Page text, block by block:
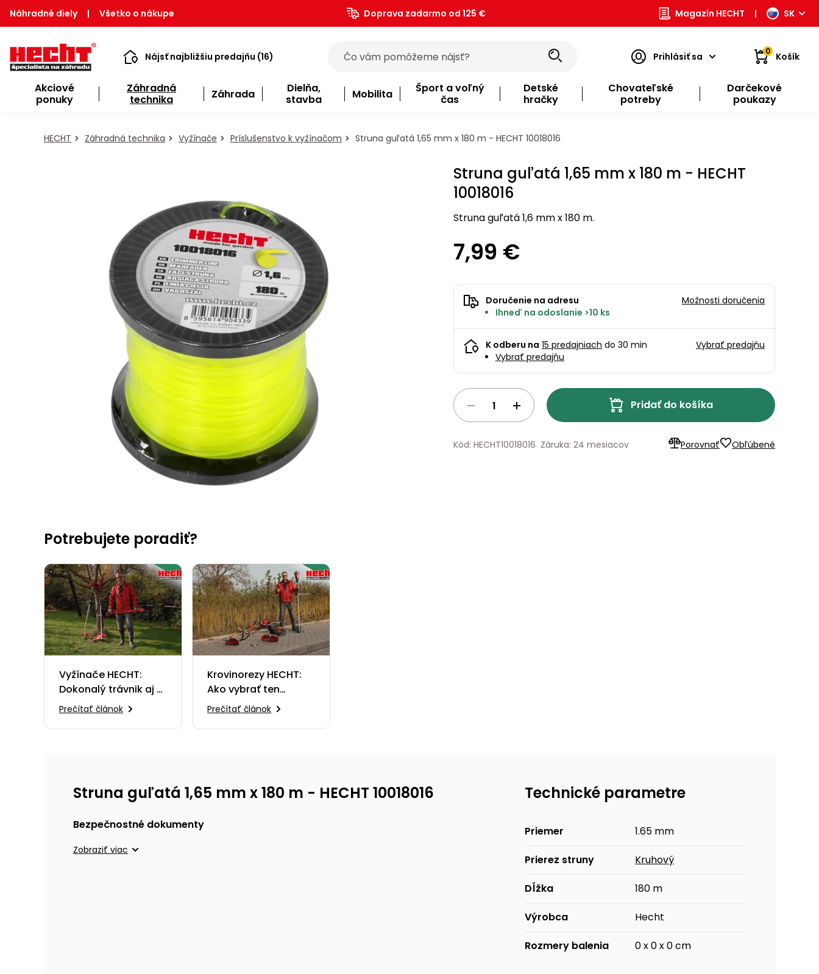
Náhradné diely | Všetko o nákupe Doprava zadarmo od 125 € Magazín HECHT | SK
Nájsť najbližšiu predajňu (16) Prihlásiť sa 0 Košík
Akciové
ponuky
Záhradná
technika
Záhrada
Dielňa,
stavba
Mobilita
Šport a voľný
čas
Detské
hračky
Chovateľské
potreby
Darčekové
poukazy
HECHT Záhradná technika Vyžínače Príslušenstvo k vyžínačom Struna guľatá 1,65 mm x 180 m - HECHT 10018016
Struna guľatá 1,65 mm x 180 m - HECHT
10018016
Struna guľatá 1,6 mm x 180 m.
7,99 €
Doručenie na adresu
Ihneď na odoslanie >10 ks
Možnosti doručenia
K odberu na 15 predajniach do 30 min
Vybrať predajňu
Vybrať predajňu
Pridať do košíka
Porovnať Obľúbené
Kód: HECHT10018016 Záruka: 24 mesiacov
Potrebujete poradiť?
Vyžínače HECHT:
Dokonalý trávnik aj v
najmenšom detaile
Prečítať článok
Krovinorezy HECHT:
Ako vybrať ten
pravý?
Prečítať článok
Struna guľatá 1,65 mm x 180 m - HECHT 10018016
Bezpečnostné dokumenty
Zobraziť viac
Technické parametre
Priemer 1.65 mm
Prierez struny Kruhový
Dĺžka 180 m
Výrobca Hecht
Rozmery balenia 0 x 0 x 0 cm